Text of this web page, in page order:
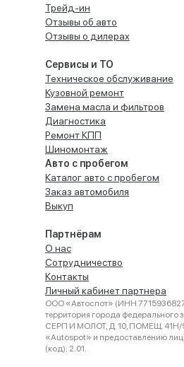
Трейд-ин
Отзывы об авто
Отзывы о дилерах
Сервисы и ТО
Техническое обслуживание
Кузовной ремонт
Замена масла и фильтров
Диагностика
Ремонт КПП
Шиномонтаж
Авто с пробегом
Каталог авто с пробегом
Заказ автомобиля
Выкуп
Партнёрам
О нас
Сотрудничество
Контакты
Личный кабинет партнера
ООО «Автоспот» (ИНН
территория города
СЕРП И МОЛОТ, Д. 10, ПОМЕЩ. 41Н/9,
«Autospot» и предоставлению
(код): 2.01.